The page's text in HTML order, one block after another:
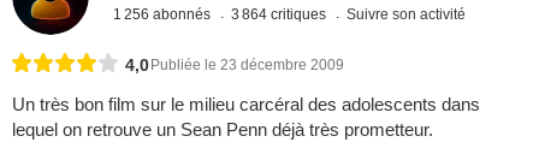
1 256 abonnés 3 864 critiques Suivre son activité
4,0 Publiée le 23 décembre 2009
Un très bon film sur le milieu carcéral des adolescents dans
lequel on retrouve un Sean Penn déjà très prometteur.